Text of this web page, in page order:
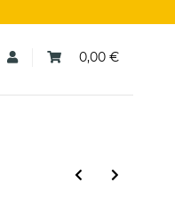
0,00 €